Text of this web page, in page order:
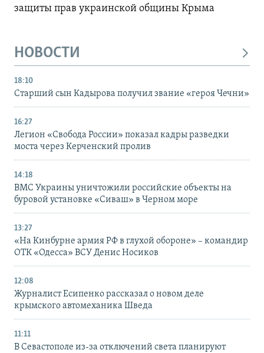
защиты прав украинской общины Крыма
НОВОСТИ
18:10
Старший сын Кадырова получил звание «героя Чечни»
16:27
Легион «Свобода России» показал кадры разведки
моста через Керченский пролив
14:18
ВМС Украины уничтожили российские объекты на
буровой установке «Сиваш» в Черном море
13:27
«На Кинбурне армия РФ в глухой обороне» – командир
ОТК «Одесса» ВСУ Денис Носиков
12:08
Журналист Есипенко рассказал о новом деле
крымского автомеханика Шведа
11:11
В Севастополе из-за отключений света планируют